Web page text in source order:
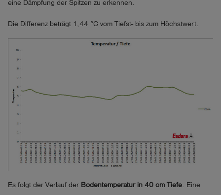
eine Dämpfung der Spitzen zu erkennen.
Die Differenz beträgt 1,44 °C vom Tiefst- bis zum Höchstwert.
Es folgt der Verlauf der Bodentemperatur in 40 cm Tiefe. Eine